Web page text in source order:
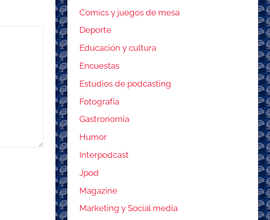
Comics y juegos de mesa
Deporte
Educación y cultura
Encuestas
Estudios de podcasting
Fotografía
Gastronomía
Humor
Interpodcast
Jpod
Magazine
Marketing y Social media